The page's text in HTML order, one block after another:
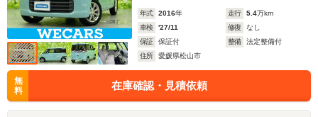
年式 2016年 走行 5.4万km
車検
'27/11 修復
なし
保証
保証付 整備
法定整備付
住所
愛媛県松山市
無
料
在庫確認・見積依頼